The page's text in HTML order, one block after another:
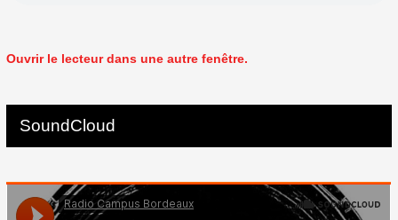
Ouvrir le lecteur dans une autre fenêtre.
SoundCloud